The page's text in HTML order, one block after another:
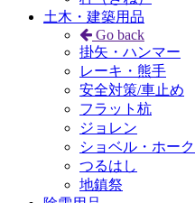
土木・建築用品
Go back
掛矢・ハンマー
レーキ・熊手
安全対策/車止め
フラット杭
ジョレン
ショベル・ホーク
つるはし
地鎮祭